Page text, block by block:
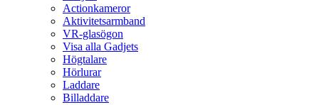
Actionkameror
Aktivitetsarmband
VR-glasögon
Visa alla Gadjets
Högtalare
Hörlurar
Laddare
Billaddare